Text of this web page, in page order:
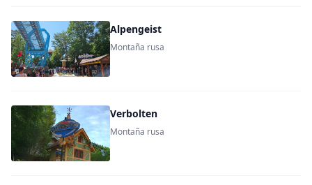
Alpengeist
Montaña rusa
Verbolten
Montaña rusa